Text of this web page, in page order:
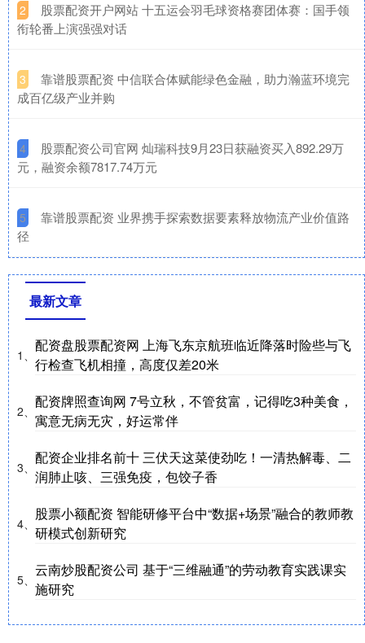
2
​股票配资开户网站 十五运会羽毛球资格赛团体赛：国手领
衔轮番上演强强对话
3
​靠谱股票配资 中信联合体赋能绿色金融，助力瀚蓝环境完
成百亿级产业并购
4
​股票配资公司官网 灿瑞科技9月23日获融资买入892.29万
元，融资余额7817.74万元
5
​靠谱股票配资 业界携手探索数据要素释放物流产业价值路
径
最新文章
1、
配资盘股票配资网 上海飞东京航班临近降落时险些与飞
行检查飞机相撞，高度仅差20米
2、
配资牌照查询网 7号立秋，不管贫富，记得吃3种美食，
寓意无病无灾，好运常伴
3、
配资企业排名前十 三伏天这菜使劲吃！一清热解毒、二
润肺止咳、三强免疫，包饺子香
4、
股票小额配资 智能研修平台中“数据+场景”融合的教师教
研模式创新研究
5、
云南炒股配资公司 基于“三维融通”的劳动教育实践课实
施研究